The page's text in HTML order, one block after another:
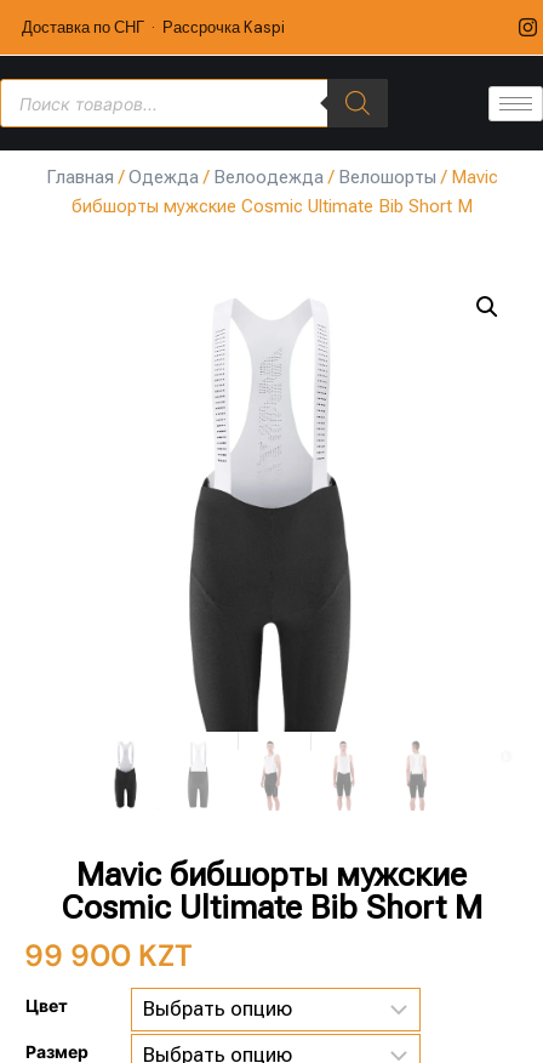
Доставка по СНГ · Рассрочка Kaspi
Главная /Одежда/ Велоодежда/ Велошорты / Mavic
бибшорты мужские Cosmic Ultimate Bib Short M
Mavic бибшорты мужские
Cosmic Ultimate Bib Short M
99 900 KZT
Цвет
Размер